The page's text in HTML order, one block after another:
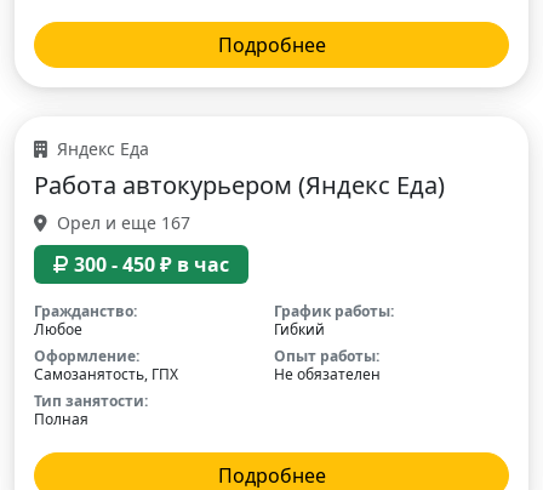
Подробнее
Яндекс Еда
Работа автокурьером (Яндекс Еда)
Орел и еще 167
300 - 450 ₽ в час
Гражданство:
Любое
График работы:
Гибкий
Оформление:
Самозанятость, ГПХ
Опыт работы:
Не обязателен
Тип занятости:
Полная
Подробнее